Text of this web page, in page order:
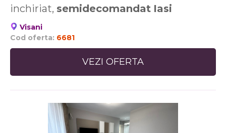
inchiriat, semidecomandat Iasi
Visani
Cod oferta: 6681
VEZI OFERTA